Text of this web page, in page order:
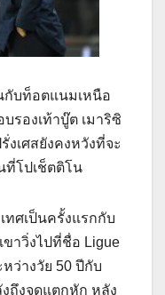
กับท็อตแนมเหนือ
รองเท้าบู๊ต เมาริซิ
เศสยังคงหวังที่จะ
ที่โปเช็ตติโน
ทศเป็นครั้งแรกกับ
าวิ่งไปที่ชื่อ Ligue
ว่างวัย 50 ปีกับ
ถึงจุดแตกหัก หลัง